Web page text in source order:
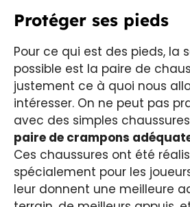
Protéger ses pieds
Pour ce qui est des pieds, la
possible est la paire de
justement ce à quoi nous
intéresser. On ne peut pas
avec des simples
paire de crampons
Ces chaussures ont été
spécialement pour les
leur donnent une meilleure